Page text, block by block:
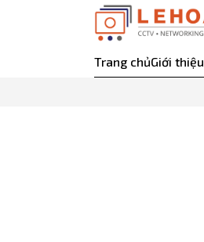
Trang chủGiới thiệu